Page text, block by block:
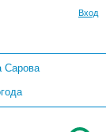
Вход
Сарова